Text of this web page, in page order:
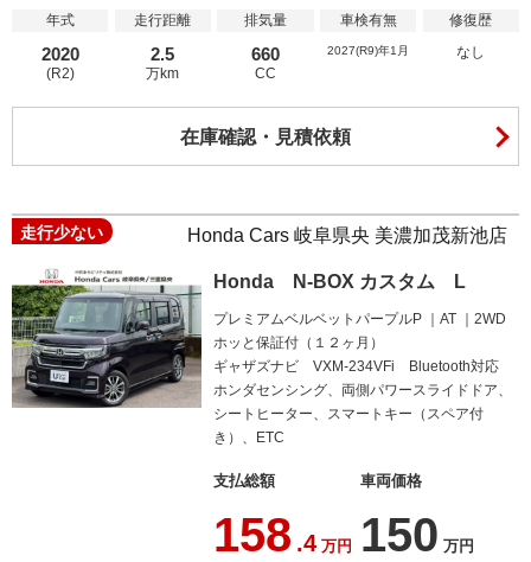
年式
2020
(R2)
走行距離
2.5
万km
排気量
660
CC
車検有無
2027(R9)年1月
修復歴
なし
在庫確認・見積依頼
走行少ない Honda Cars 岐阜県央 美濃加茂新池店
Honda N-BOX カスタム L
プレミアムベルベットパープルP AT
2WD
ホッと保証付（１２ヶ月）
ギャザズナビ VXM-234VFi Bluetooth対応
ホンダセンシング、両側パワースライドドア、
シートヒーター、スマートキー（スペア付
き）、ETC
支払総額
158 .4 万円
車両価格
150 万円